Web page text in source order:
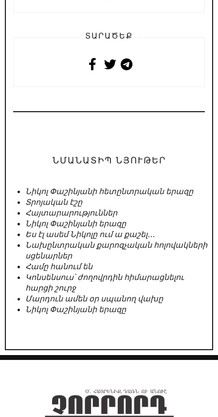
ՏԱՐԱԾԵՔ
ՆՄԱՆԱՏԻՊ ՆՅՈՒԹԵՐ
Նիկոլ Փաշինյանի հետընտրական երազը
Տրոյական էշը
Հայտարարություններ
Նիկոլ Փաշինյանի երազը
Ես էլ ասեմ Նիկոլը ում ա քաշել․․․
Նախընտրական քարոզչական հոլովակների
սցենարներ
Համը հանում են
Կոնսենսուս՝ ժողովրդին հիմարացնելու
հարցի շուրջ
Մարդուն ամեն օր սպանող վախը
Նիկոլ Փաշինյանի երազը